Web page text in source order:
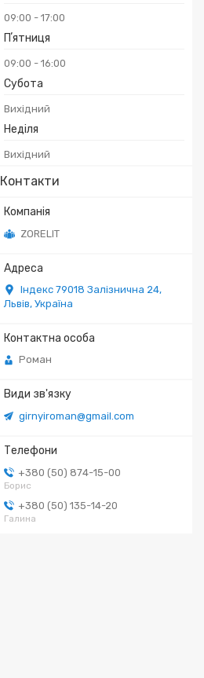
09:00 17:00
Пʼятниця
09:00 16:00
Субота
Вихідний
Неділя
Вихідний
Контакти
ZORELIT
Індекс 79018 Залізнична 24,
Львів, Україна
Роман
girnyiroman@gmail.com
+380 (50) 874-15-00
Борис
+380 (50) 135-14-20
Галина